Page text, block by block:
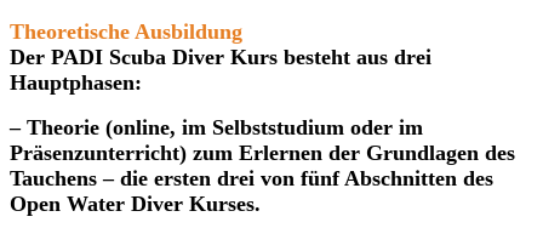
Theoretische Ausbildung
Der PADI Scuba Diver Kurs besteht aus drei
Hauptphasen:
– Theorie (online, im Selbststudium oder im
Präsenzunterricht) zum Erlernen der Grundlagen des
Tauchens – die ersten drei von fünf Abschnitten des
Open Water Diver Kurses.